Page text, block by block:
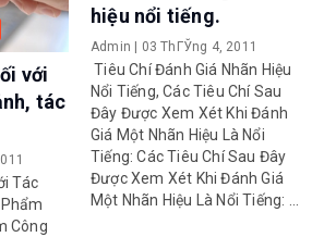
với
tác
Tác
Công
hiệu nổi tiếng.
Admin 03 ThГЎng 4, 2011
Tiêu Chí Đánh Giá Nhãn Hiệu
Nổi Tiếng, Các Tiêu Chí Sau
Đây Được Xem Xét Khi Đánh
Giá Một Nhãn Hiệu Là Nổi
Tiếng: Các Tiêu Chí Sau Đây
Được Xem Xét Khi Đánh Giá
Một Nhãn Hiệu Là Nổi Tiếng: ...